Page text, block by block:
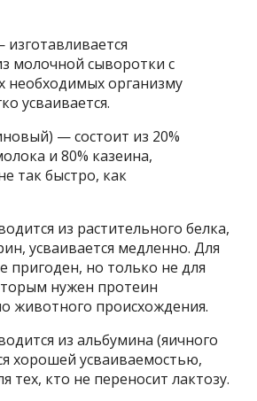
молочной сыворотки с
необходимых организму
усваивается.
— состоит из 20%
и 80% казеина,
так быстро, как
из растительного белка,
усваивается медленно. Для
пригоден, но только не для
нужен протеин
животного происхождения.
из альбумина (яичного
хорошей усваиваемостью,
тех, кто не переносит лактозу.